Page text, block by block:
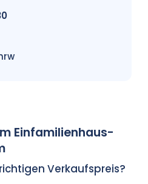
Einfamilienhaus-
Verkaufspreis?